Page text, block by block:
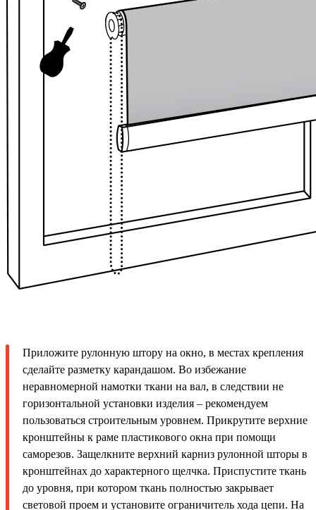
Приложите рулонную штору на окно, в местах крепления
сделайте разметку карандашом. Во избежание
неравномерной намотки ткани на вал, в следствии не
горизонтальной установки изделия – рекомендуем
пользоваться строительным уровнем. Прикрутите верхние
кронштейны к раме пластикового окна при помощи
саморезов. Защелкните верхний карниз рулонной шторы в
кронштейнах до характерного щелчка. Приспустите ткань
до уровня, при котором ткань полностью закрывает
световой проем и установите ограничитель хода цепи. На